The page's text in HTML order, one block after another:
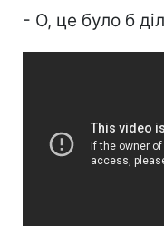
- О, це було б